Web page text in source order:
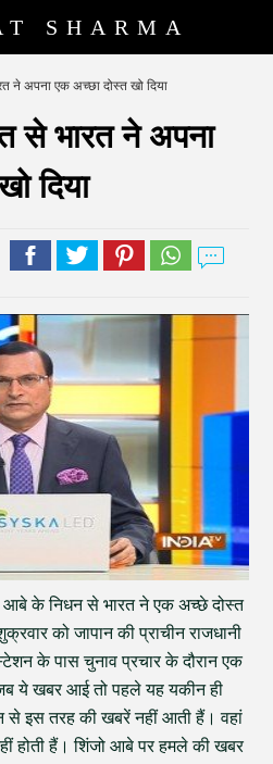
SHARMA
ने अपना एक अच्छा दोस्त खो दिया
से भारत ने अपना
दिया
आबे के निधन से भारत ने एक अच्छे दोस्त
को जापान की प्राचीन राजधानी
के पास चुनाव प्रचार के दौरान एक
जब ये खबर आई तो पहले यह यकीन ही
से इस तरह की खबरें नहीं आती हैं। वहां
होती हैं। शिंजो आबे पर हमले की खबर